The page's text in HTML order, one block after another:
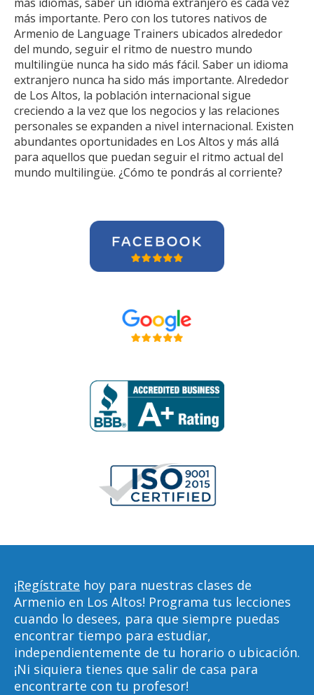
más importante. Pero con los tutores nativos de
Armenio de Language Trainers ubicados alrededor
del mundo, seguir el ritmo de nuestro mundo
multilingüe nunca ha sido más fácil. Saber un idioma
extranjero nunca ha sido más importante. Alrededor
de Los Altos, la población internacional sigue
creciendo a la vez que los negocios y las relaciones
personales se expanden a nivel internacional. Existen
abundantes oportunidades en Los Altos y más allá
para aquellos que puedan seguir el ritmo actual del
mundo multilingüe. ¿Cómo te pondrás al corriente?
¡Regístrate hoy para nuestras clases de
Armenio en Los Altos! Programa tus lecciones
cuando lo desees, para que siempre puedas
encontrar tiempo para estudiar,
independientemente de tu horario o ubicación.
¡Ni siquiera tienes que salir de casa para
encontrarte con tu profesor!